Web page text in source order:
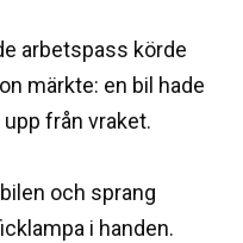
arbetspass körde
märkte: en bil hade
från vraket.
och sprang
i handen.